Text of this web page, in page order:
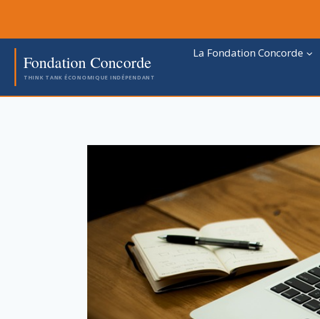
contenu
Fondation Concorde
THINK TANK ÉCONOMIQUE INDÉPENDANT
La Fondation Concorde